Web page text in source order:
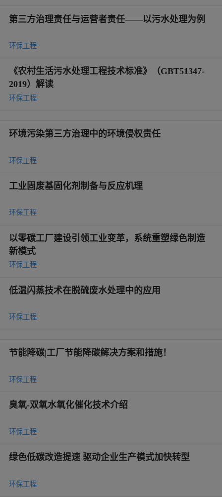
第三方治理责任与运营者责任——以污水处理为例
环保工程
《农村生活污水处理工程技术标准》（GBT51347-
2019）解读
环保工程
环境污染第三方治理中的环境侵权责任
环保工程
工业固废基固化剂制备与反应机理
环保工程
以零碳工厂建设引领工业变革，系统重塑绿色制造
新模式
环保工程
低温闪蒸技术在脱硫废水处理中的应用
环保工程
节能降碳|工厂节能降碳解决方案和措施！
环保工程
臭氧-双氧水氧化催化技术介绍
环保工程
绿色低碳改造提速 驱动企业生产模式加快转型
环保工程